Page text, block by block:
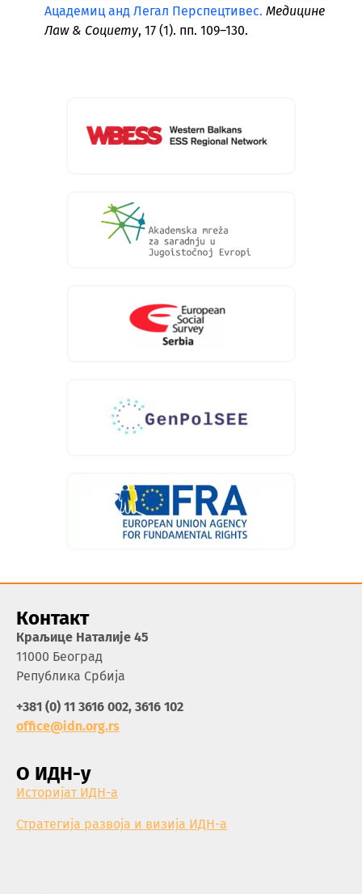
Ацадемиц анд Легал Перспецтивес. Медицине
Лаw & Социетy, 17 (1). пп. 109–130.
Контакт
Краљице Наталије 45
11000 Београд
Република Србија
+381 (0) 11 3616 002, 3616 102
office@idn.org.rs
О ИДН-у
Историјат ИДН-а
Стратегија развоја и визија ИДН-а